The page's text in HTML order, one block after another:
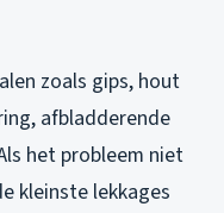
zoals gips, hout
afbladderende
het probleem niet
kleinste lekkages